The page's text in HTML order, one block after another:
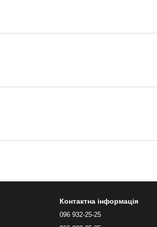
Контактна інформація
096 932-25-25